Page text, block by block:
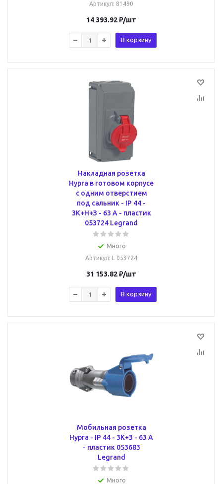
Артикул: 81490
14 393.92₽/шт
В корзину
Накладная розетка
Hypra в готовом корпусе
с одним отверстием
под сальник - IP 44 -
3К+Н+З - 63 А - пластик
053724 Legrand
Много
Артикул: L 053724
31 153.82₽/шт
В корзину
Мобильная розетка
Hypra - IP 44 - 3К+З - 63 А
- пластик 053683
Legrand
Много